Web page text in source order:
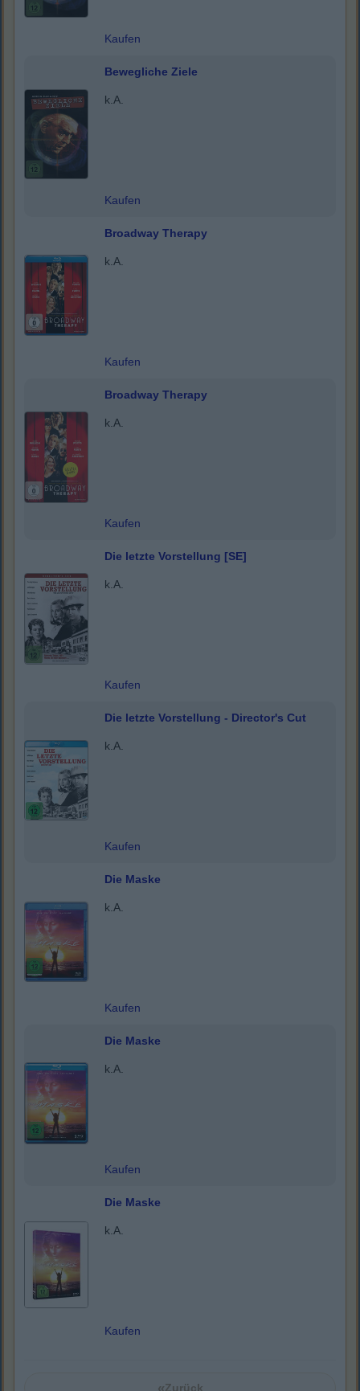
Kaufen
Bewegliche Ziele
k.A.
Kaufen
Broadway Therapy
k.A.
Kaufen
Broadway Therapy
k.A.
Kaufen
Die letzte Vorstellung [SE]
k.A.
Kaufen
Die letzte Vorstellung - Director's Cut
k.A.
Kaufen
Die Maske
k.A.
Kaufen
Die Maske
k.A.
Kaufen
Die Maske
k.A.
Kaufen
Zurück